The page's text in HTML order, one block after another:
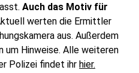
Auch das Motiv für
werten die Ermittler
aus. Außerdem
Hinweise. Alle weiteren
Polizei findet ihr hier.